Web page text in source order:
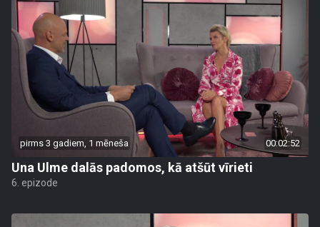
pirms 3 gadiem, 1 mēneša 00:02:52
Una Ulme dalās padomos, kā atšūt vīrieti
6. epizode